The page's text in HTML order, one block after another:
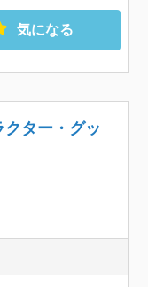
気になる
ター・グッ